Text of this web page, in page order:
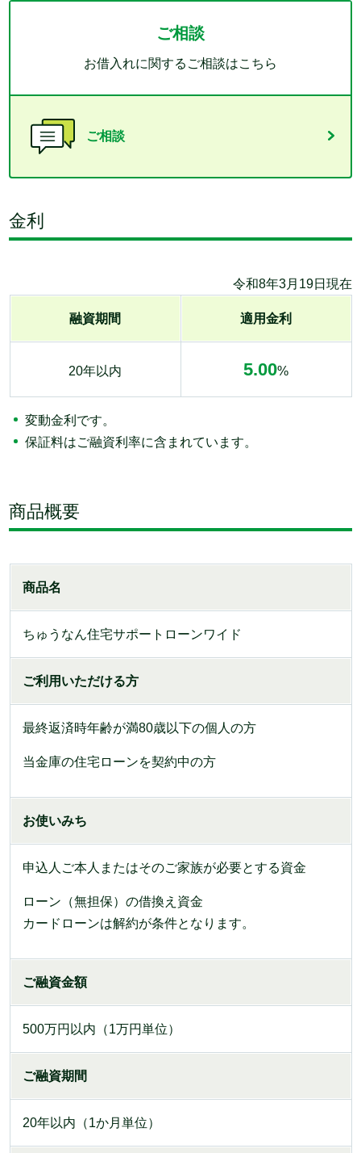
ご相談
お借入れに関するご相談はこちら
ご相談
金利
令和8年3月19日現在
融資期間 適用金利
20年以内 5.00%
変動金利です。
保証料はご融資利率に含まれています。
商品概要
商品名
ちゅうなん住宅サポートローンワイド
ご利用いただける方
最終返済時年齢が満80歳以下の個人の方
当金庫の住宅ローンを契約中の方
お使いみち
申込人ご本人またはそのご家族が必要とする資金
ローン（無担保）の借換え資金
カードローンは解約が条件となります。
ご融資金額
500万円以内（1万円単位）
ご融資期間
20年以内（1か月単位）